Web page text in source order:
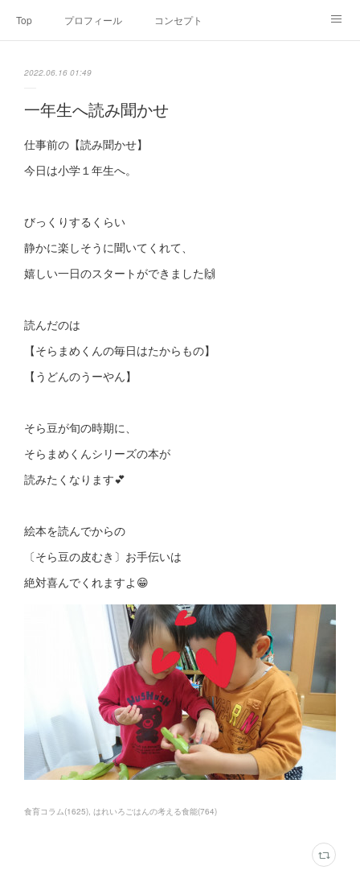
Top プロフィール コンセプト
SNS
2022.06.16 01:49
一年生へ読み聞かせ
仕事前の【読み聞かせ】
今日は小学１年生へ。
びっくりするくらい
静かに楽しそうに聞いてくれて、
嬉しい一日のスタートができました🙌
読んだのは
【そらまめくんの毎日はたからもの】
【うどんのうーやん】
そら豆が旬の時期に、
そらまめくんシリーズの本が
読みたくなります💕
絵本を読んでからの
〔そら豆の皮むき〕お手伝いは
絶対喜んでくれますよ😁
食育コラム(1625) はれいろごはんの考える食能(764)